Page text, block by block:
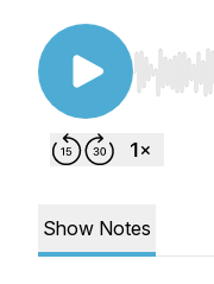
Use
Show Notes